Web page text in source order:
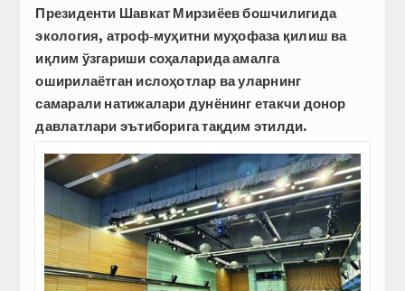
Президенти­ ­Шавкат Мирзиёев бошчилигида
экология, атроф-муҳитни муҳофаза қилиш ва
иқлим ўзгариши соҳаларида амалга
оширилаётган ­ислоҳотлар ва уларнинг
самарали натижалари дунёнинг етакчи донор
давлатлари эътиборига тақдим этилди.